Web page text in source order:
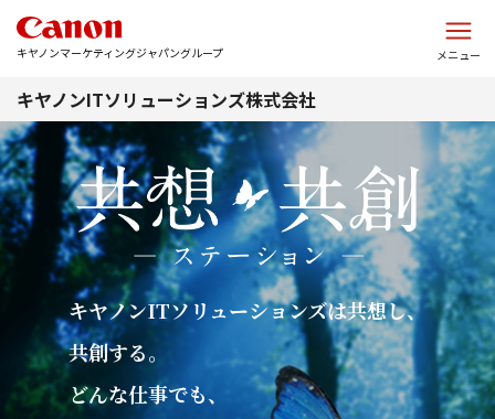
キヤノンマーケティングジャパングループ メニュー
キヤノンITソリューションズ株式会社
キヤノンITソリューションズは共想し、
共創する。
どんな仕事でも、